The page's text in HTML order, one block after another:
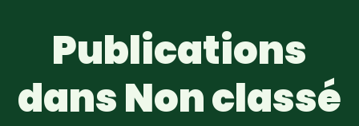
Publications
dans Non classé